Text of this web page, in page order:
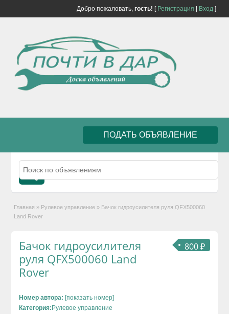
Добро пожаловать, гость! [ Регистрация Вход]
ПОДАТЬ ОБЪЯВЛЕНИЕ
Главная » Рулевое управление » Бачок гидроусилителя руля QFX500060
Land Rover
800 ₽
Бачок гидроусилителя
руля QFX500060 Land
Rover
Номер автора: [показать номер]
Категория: Рулевое управление